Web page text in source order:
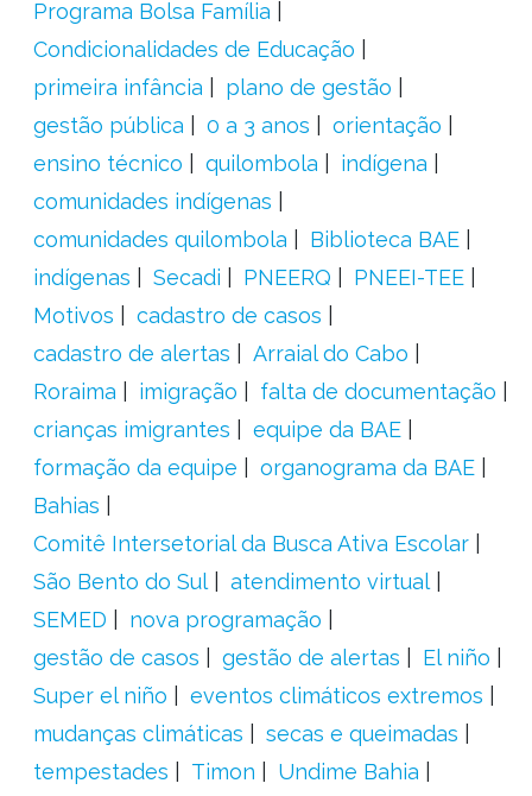
Programa Bolsa Família
Condicionalidades de Educação
primeira infância
plano de gestão
gestão pública
0 a 3 anos
orientação
ensino técnico
quilombola
indígena
comunidades indígenas
comunidades quilombola
Biblioteca BAE
indígenas
Secadi PNEERQ
PNEEI-TEE
Motivos
cadastro de casos
cadastro de alertas
Arraial do Cabo
Roraima
imigração
falta de documentação
crianças imigrantes
equipe da BAE
formação da equipe
organograma da BAE
Bahias
Comitê Intersetorial da Busca Ativa Escolar
São Bento do Sul
atendimento virtual
SEMED
nova programação
gestão de casos
gestão de alertas
El niño
Super el niño
eventos climáticos extremos
mudanças climáticas
secas e queimadas
tempestades
Timon
Undime Bahia